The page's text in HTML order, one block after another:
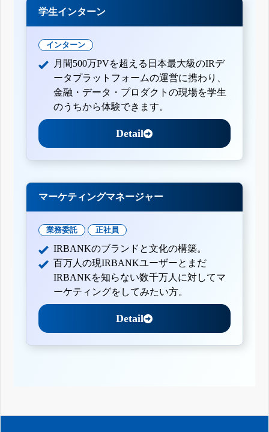
学生インターン
インターン
月間500万PVを超える日本最大級のIRデ
ータプラットフォームの運営に携わり、
金融・データ・プロダクトの現場を学生
のうちから体験できます。
Detail
マーケティングマネージャー
業務委託 正社員
IRBANKのブランドと文化の構築。
百万人の現IRBANKユーザーとまだ
IRBANKを知らない数千万人に対してマ
ーケティングをしてみたい方。
Detail